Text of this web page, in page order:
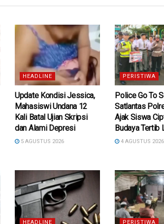
HEADLINE
Update Kondisi Jessica,
Mahasiswi Undana 12
Kali Batal Ujian Skripsi
dan Alami Depresi
5 AGUSTUS 2026
PERISTIWA
Police Go To
Satlantas
Ajak Siswa
Budaya Tertib
4 AGUSTUS 2026
HEADLINE PERISTIWA